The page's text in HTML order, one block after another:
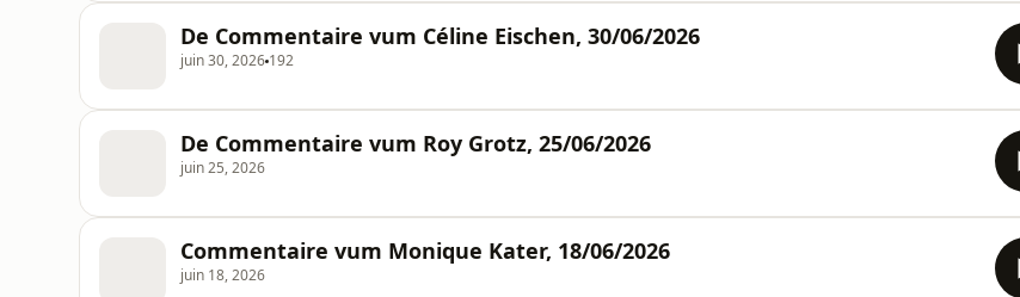
De Commentaire vum Céline Eischen, 30/06/2026
juin 30, 2026 192
De Commentaire vum Roy Grotz, 25/06/2026
juin 25, 2026
Commentaire vum Monique Kater, 18/06/2026
juin 18, 2026